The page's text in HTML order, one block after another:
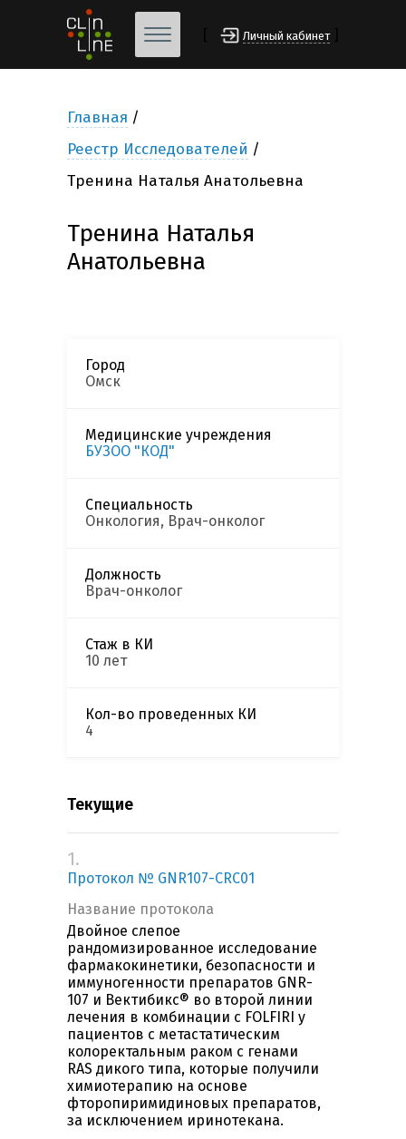
Личный кабинет
Главная
Реестр Исследователей
Тренина Наталья Анатольевна
Тренина Наталья
Анатольевна
Город
Омск
Медицинские учреждения
БУЗОО "КОД"
Специальность
Онкология, Врач-онколог
Должность
Врач-онколог
Стаж в КИ
10 лет
Кол-во проведенных КИ
4
Текущие
1.
Протокол № GNR107-CRC01
Название протокола
Двойное слепое
рандомизированное исследование
фармакокинетики, безопасности и
иммуногенности препаратов GNR-
107 и Вектибикс® во второй линии
лечения в комбинации с FOLFIRI у
пациентов с метастатическим
колоректальным раком с генами
RAS дикого типа, которые получили
химиотерапию на основе
фторопиримидиновых препаратов,
за исключением иринотекана.